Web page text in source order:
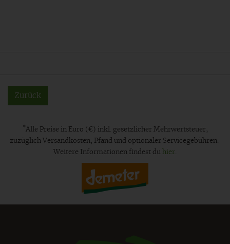
Zurück
*Alle Preise in Euro (€) inkl. gesetzlicher Mehrwertsteuer,
zuzüglich Versandkosten, Pfand und optionaler Servicegebühren.
Weitere Informationen findest du hier.